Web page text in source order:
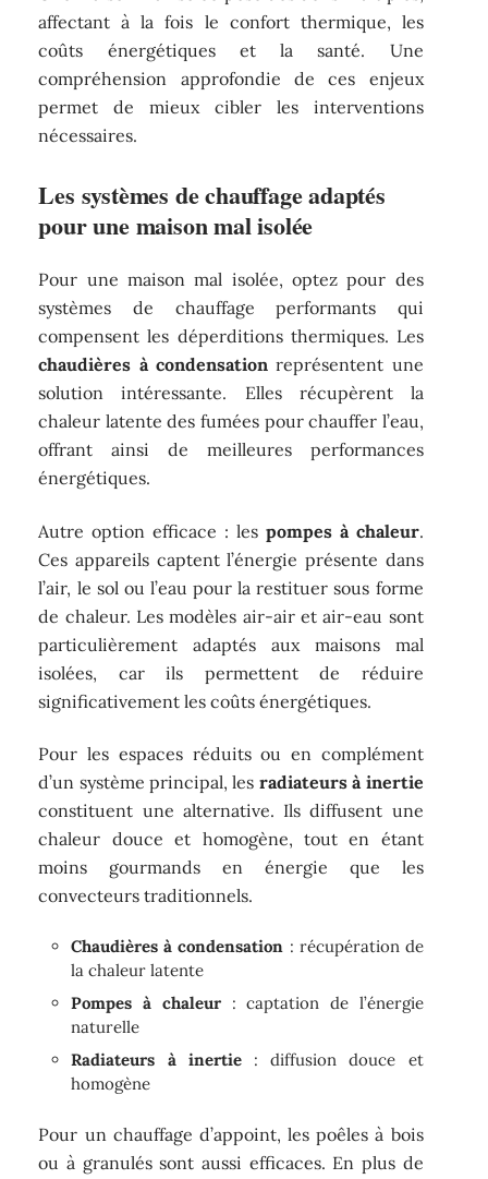
affectant à la fois le confort thermique, les
coûts énergétiques et la santé. Une
compréhension approfondie de ces enjeux
permet de mieux cibler les interventions
nécessaires.
Les systèmes de chauffage adaptés
pour une maison mal isolée
Pour une maison mal isolée, optez pour des
systèmes de chauffage performants qui
compensent les déperditions thermiques. Les
chaudières à condensation représentent une
solution intéressante. Elles récupèrent la
chaleur latente des fumées pour chauffer l’eau,
offrant ainsi de meilleures performances
énergétiques.
Autre option efficace : les pompes à chaleur.
Ces appareils captent l’énergie présente dans
l’air, le sol ou l’eau pour la restituer sous forme
de chaleur. Les modèles air-air et air-eau sont
particulièrement adaptés aux maisons mal
isolées, car ils permettent de réduire
significativement les coûts énergétiques.
Pour les espaces réduits ou en complément
d’un système principal, les radiateurs à inertie
constituent une alternative. Ils diffusent une
chaleur douce et homogène, tout en étant
moins gourmands en énergie que les
convecteurs traditionnels.
Chaudières à condensation : récupération de
la chaleur latente
Pompes à chaleur: captation de l’énergie
naturelle
Radiateurs à inertie: diffusion douce et
homogène
Pour un chauffage d’appoint, les poêles à bois
ou à granulés sont aussi efficaces. En plus de